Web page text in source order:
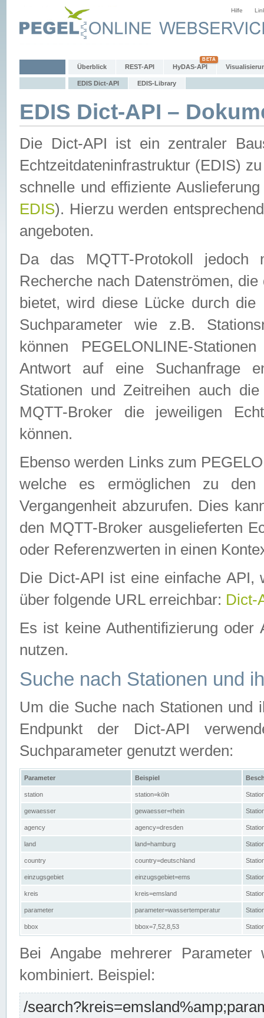
Hilfe
Überblick REST-API HyDAS-API
EDIS Dict-API EDIS-Library
EDIS Dict-API –
Die Dict-API ist ein zentraler
Echtzeitdateninfrastruktur (EDIS)
schnelle und effiziente
EDIS). Hierzu werden
angeboten.
Da das MQTT-Protokoll jedoch
Recherche nach Datenströmen,
bietet, wird diese Lücke durch die
Suchparameter wie z.B.
können PEGELONLINE-
Antwort auf eine Suchanfrage
Stationen und Zeitreihen auch
MQTT-Broker die jeweiligen
können.
Ebenso werden Links zum
welche es ermöglichen zu den
Vergangenheit abzurufen. Dies
den MQTT-Broker ausgelieferten
oder Referenzwerten in einen
Die Dict-API ist eine einfache API,
über folgende URL erreichbar: Dict-
Es ist keine Authentifizierung
nutzen.
Suche nach Stationen und
Um die Suche nach Stationen und
Endpunkt der Dict-API
Suchparameter genutzt werden:
Parameter Beispiel
station station=köln
gewaesser gewaesser=rhein
agency agency=dresden
land land=hamburg
country country=deutschland
einzugsgebiet einzugsgebiet=ems
kreis kreis=emsland
parameter parameter=wassertemperatur
bbox bbox=7,52,8,53
Bei Angabe mehrerer Parameter
kombiniert. Beispiel:
/